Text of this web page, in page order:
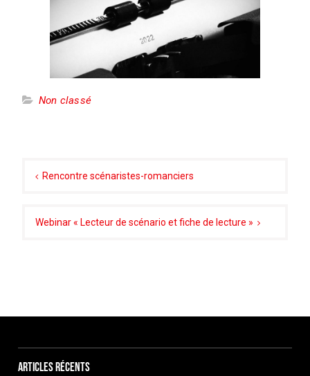
Non classé
Rencontre scénaristes-romanciers
Webinar « Lecteur de scénario et fiche de lecture »
Articles récents